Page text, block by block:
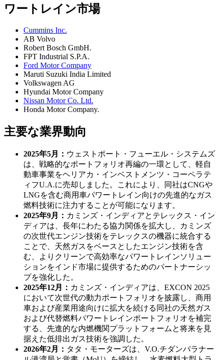
ワートレイン市場
Cummins Inc.
AB Volvo
Robert Bosch GmbH.
FPT Industrial S.P.A.
Ford Motor Company
Maruti Suzuki India Limited
Volkswagen AG
Hyundai Motor Company
Nissan Motor Co. Ltd.
Honda Motor Company.
主要な業界動向
2025年5月： ウェストポート・フューエル・システムズ
は、戦略的なポートフォリオ再編の一環として、軽自
動車事業をヘリアカ・インベストメンツ・コーペラテ
ィフU.A.に売却しました。これにより、同社はCNGや
LNGを含む商用車パワートレイン向けの先進的なガス
燃料技術に注力することが可能になります。
2025年9月： カミンズ・インディアとテレックス・イン
ディアは、長年にわたる協力関係を拡大し、カミンズ
の次世代エンジン技術をテレックスの機器に統合する
ことで、天然ガスをベースとしたエンジン技術を含
む、よりクリーンで高効率なパワートレインソリュー
ションをインド市場に提供するためのパートナーシッ
プを強化した。
2025年12月： カミンズ・インディアは、EXCON 2025
において次世代の動力ポートフォリオを披露し、商用
車および産業用途向けに拡大を続ける同社の天然ガス
および代替燃料パワートレインポートフォリオを補完
する、先進的な内燃機関プラットフォームと将来を見
据えた低排出ガス技術を強調した。
2026年2月： タタ・モーターズは、V.O.チダンバラナー